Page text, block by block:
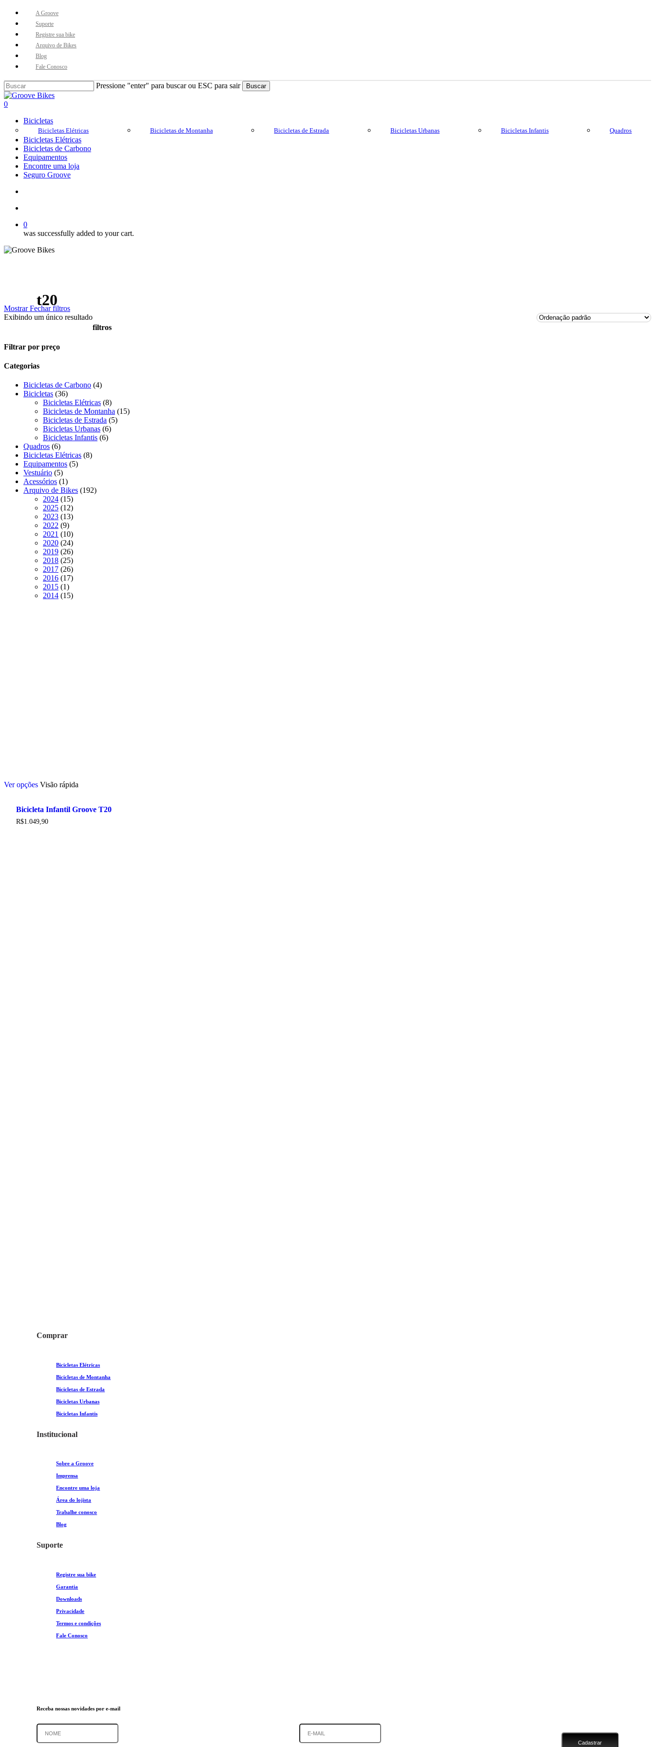
Skip
content
A Groove
Suporte
Registre sua bike
Arquivo de Bikes
Blog
Fale Conosco
Pressione "enter" para buscar ou ESC para sair Buscar
Close
Search
Buscar..
account
0
Bicicletas
Bicicletas Elétricas Bicicletas de Montanha Bicicletas de Estrada Bicicletas Urbanas Bicicletas Infantis Quadros
Bicicletas Elétricas
Bicicletas de Carbono
Equipamentos
Encontre uma loja
Seguro Groove
0
was successfully added to your cart.
t20
Mostrar Fechar filtros
Exibindo um único resultado
filtros
Close
Filtrar por preço
Categorias
Bicicletas de Carbono 44
Bicicletas 3636
produtos
Bicicletas Elétricas 88
produtos
Bicicletas de Montanha 1515
Bicicletas de Estrada 55
Bicicletas Urbanas 66
Bicicletas Infantis 66
Quadros 66
produtos
Bicicletas Elétricas 88
Equipamentos 55
Vestuário 55
produtos
Acessórios 11
produto
Arquivo de Bikes 192192
2024 1515
produtos
2025 1212
produtos
2023 1313
2022 99
produtos
2021 1010
produtos
2020 2424
produtos
2019 2626
produtos
2018 2525
produtos
2017 2626
produtos
2016 1717
2015 11
produto
2014 1515
Ver opções produto
variantes.
As
Visão rápida
Bicicleta Infantil Groove T20
R$1.049,90
Comprar
Bicicletas Elétricas
Bicicletas de Montanha
Bicicletas de Estrada
Bicicletas Urbanas
Bicicletas Infantis
Institucional
Sobre a Groove
Imprensa
Encontre uma loja
Área do lojista
Trabalhe conosco
Blog
Suporte
Registre sua bike
Garantia
Downloads
Privacidade
Termos e condições
Fale Conosco
Receba nossas novidades por e-mail